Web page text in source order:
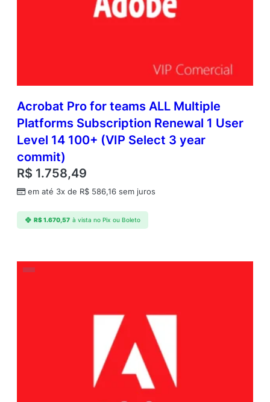
Acrobat Pro for teams ALL Multiple
Platforms Subscription Renewal 1 User
Level 14 100+ (VIP Select 3 year
commit)
R$ 1.758,49
em até 3x de R$ 586,16 sem juros
R$1.670,57 à vista no Pix ou Boleto